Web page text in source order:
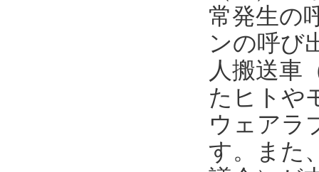
常発生の
ンの呼び
人搬送車
たヒトや
ウェアラ
す。また